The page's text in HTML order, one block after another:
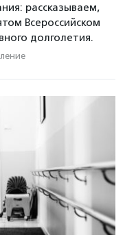
рассказываем,
Всероссийском
долголетия.